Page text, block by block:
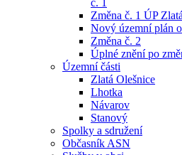
č. 1
Změna č. 1 ÚP
Nový územní plán
Změna č. 2
Úplné znění po
Územní části
Zlatá Olešnice
Lhotka
Návarov
Stanový
Spolky a sdružení
Občasník ASN